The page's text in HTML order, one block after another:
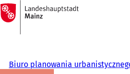
Przejdź do treści
Do
strony
głównej
Biuro planowania